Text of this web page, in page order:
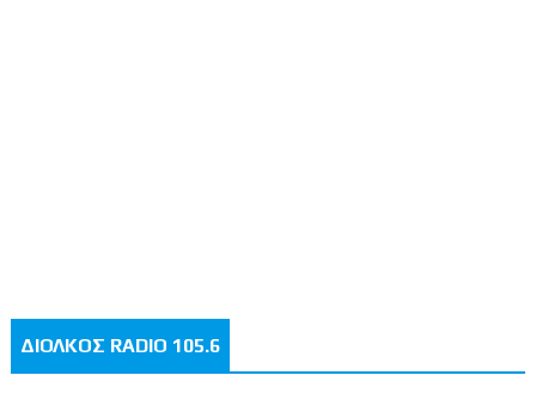
ΔΙΟΛΚΟΣ RADIO 105.6